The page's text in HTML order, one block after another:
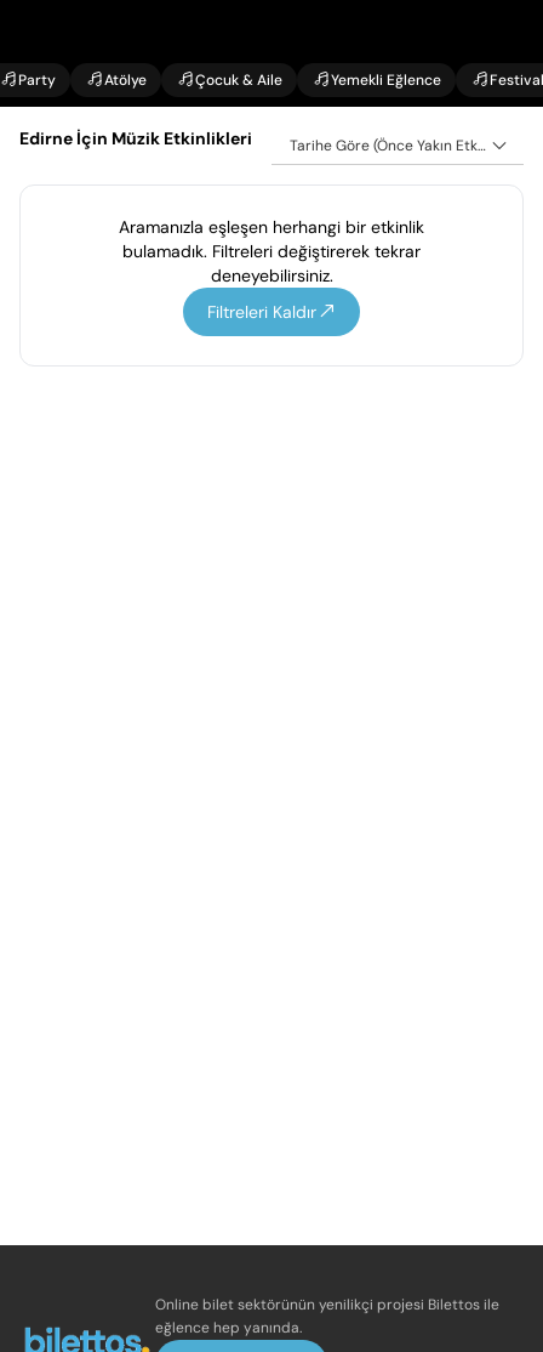
Party Atölye Çocuk & Aile Yemekli Eğlence Festival
Edirne İçin Müzik Etkinlikleri Tarihe Göre (Önce Yakın Etkinlikler)
Aramanızla eşleşen herhangi bir etkinlik
bulamadık. Filtreleri değiştirerek tekrar
deneyebilirsiniz.
Filtreleri Kaldır
Online bilet sektörünün yenilikçi projesi Bilettos ile
eğlence hep yanında.